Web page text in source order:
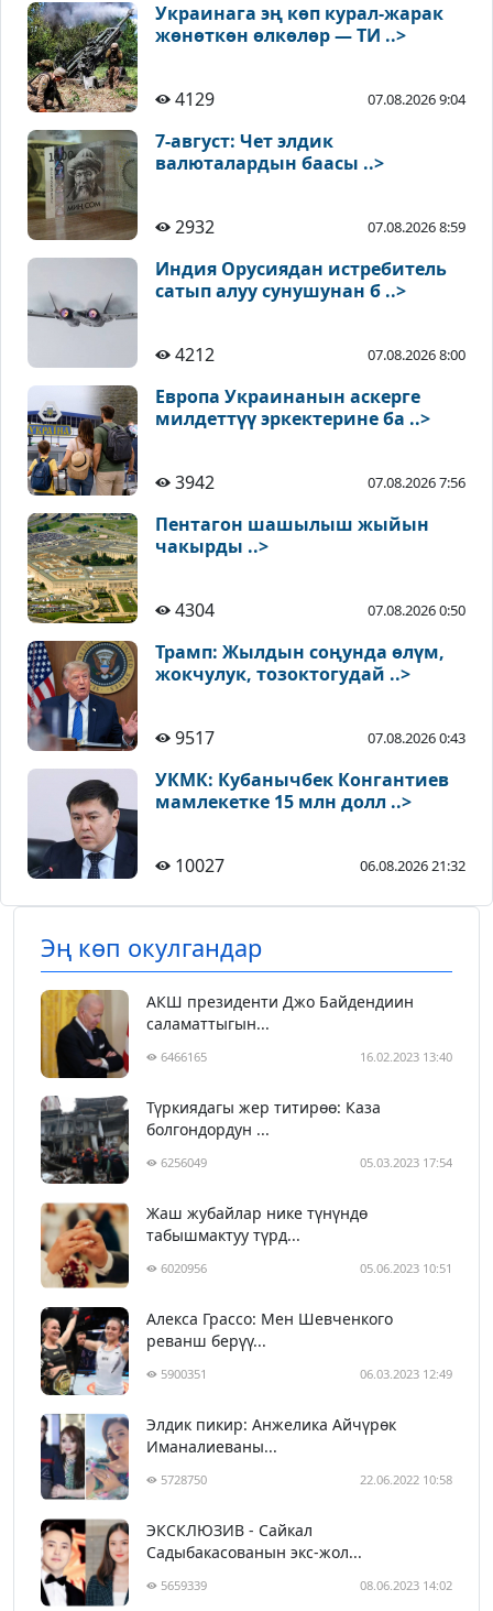
Украинага эң көп курал-жарак
жөнөткөн өлкөлөр — ТИ ..>
4129 07.08.2026 9:04
7-август: Чет элдик
валюталардын баасы ..>
2932 07.08.2026 8:59
Индия Орусиядан истребитель
сатып алуу сунушунан б ..>
4212 07.08.2026 8:00
Европа Украинанын аскерге
милдеттүү эркектерине ба ..>
3942 07.08.2026 7:56
Пентагон шашылыш жыйын
чакырды ..>
4304 07.08.2026 0:50
Трамп: Жылдын соңунда өлүм,
жокчулук, тозоктогудай ..>
9517 07.08.2026 0:43
УКМК: Кубанычбек Конгантиев
мамлекетке 15 млн долл ..>
10027 06.08.2026 21:32
Эң көп окулгандар
АКШ президенти Джо Байдендиин
саламаттыгын...
6466165 16.02.2023 13:40
Түркиядагы жер титирөө: Каза
болгондордун ...
6256049 05.03.2023 17:54
Жаш жубайлар нике түнүндө
табышмактуу түрд...
6020956 05.06.2023 10:51
Алекса Грассо: Мен Шевченкого
реванш берүү...
5900351 06.03.2023 12:49
Элдик пикир: Анжелика Айчүрөк
Иманалиеваны...
5728750 22.06.2022 10:58
ЭКСКЛЮЗИВ - Сайкал
Садыбакасованын экс-жол...
5659339 08.06.2023 14:02